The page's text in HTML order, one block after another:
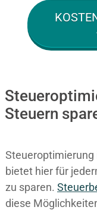
Steuern
Steueroptimierung
bietet hier für
zu sparen.
diese